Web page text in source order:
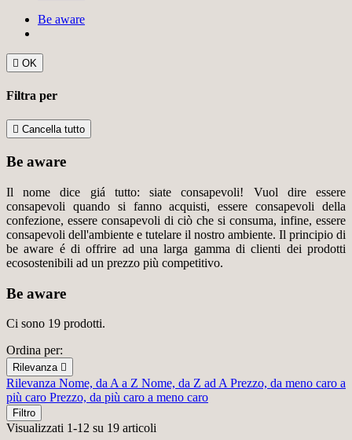
Be aware
 OK
Filtra per
 Cancella tutto
Be aware
Il nome dice giá tutto: siate consapevoli! Vuol dire essere
consapevoli quando si fanno acquisti, essere consapevoli della
confezione, essere consapevoli di ciò che si consuma, infine, essere
consapevoli dell'ambiente e tutelare il nostro ambiente. Il principio di
be aware é di offrire ad una larga gamma di clienti dei prodotti
ecosostenibili ad un prezzo più competitivo.
Be aware
Ci sono 19 prodotti.
Ordina per:
Rilevanza 
Rilevanza Nome, da A a Z Nome, da Z ad A Prezzo, da meno caro a
più caro Prezzo, da più caro a meno caro
Filtro
Visualizzati 1-12 su 19 articoli